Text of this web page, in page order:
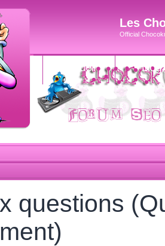
Les
Official
accueil blog
questions